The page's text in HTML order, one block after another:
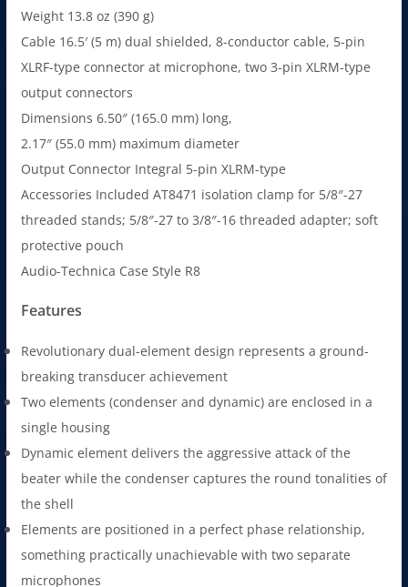
Weight 13.8 oz (390 g)
Cable 16.5′ (5 m) dual shielded, 8-conductor cable, 5-pin
XLRF-type connector at microphone, two 3-pin XLRM-type
output connectors
Dimensions 6.50″ (165.0 mm) long,
2.17″ (55.0 mm) maximum diameter
Output Connector Integral 5-pin XLRM-type
Accessories Included AT8471 isolation clamp for 5/8″-27
threaded stands; 5/8″-27 to 3/8″-16 threaded adapter; soft
protective pouch
Audio-Technica Case Style R8
Features
Revolutionary dual-element design represents a ground-
breaking transducer achievement
Two elements (condenser and dynamic) are enclosed in a
single housing
Dynamic element delivers the aggressive attack of the
beater while the condenser captures the round tonalities of
the shell
Elements are positioned in a perfect phase relationship,
something practically unachievable with two separate
microphones